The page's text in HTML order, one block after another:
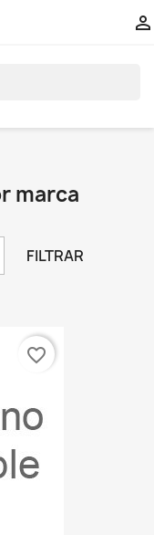

marca
FILTRAR
favorite_border